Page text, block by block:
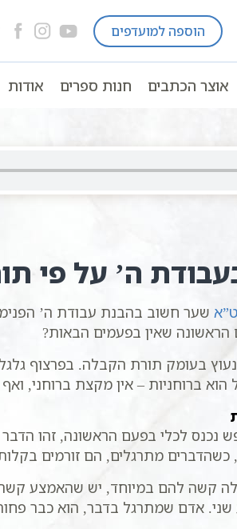
הוספה למועדפים
אוצר הכתבים חנות ספרים אודות
קבלה כתבי אשלג חסידות כללי
ה’ על פי
שער חשוב בהבנת עבודת ה’
שאין בפעמים הבאות?
בעומק תורת הקבלה. בפרצוף
הוא ברוחניות – אין מקצת ברוחני,
נכנס לכלי בפעם הראשונה, זהו
כשהדברים מתרגלים, הם זורמים
קשה להם במיוחד, יש שהאמצע קשה
אדם שמתרגל בדבר, הוא כבר